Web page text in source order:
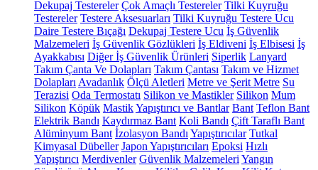
Dekupaj Testereler Çok Amaçlı Testereler Tilki Kuyruğu
Testereler Testere Aksesuarları Tilki Kuyruğu Testere Ucu
Daire Testere Bıçağı Dekupaj Testere Ucu İş Güvenlik
Malzemeleri İş Güvenlik Gözlükleri İş Eldiveni İş Elbisesi İş
Ayakkabısı Diğer İş Güvenlik Ürünleri Siperlik Lanyard
Takım Çanta Ve Dolapları Takım Çantası Takım ve Hizmet
Dolapları Avadanlık Ölçü Aletleri Metre ve Şerit Metre Su
Terazisi Oda Termostatı Silikon ve Mastikler Silikon Mum
Silikon Köpük MastikYapıştırıcı ve Bantlar Bant Teflon Bant
Elektrik Bandı Kaydırmaz Bant Koli Bandı Çift Taraflı Bant
Alüminyum Bant İzolasyon Bandı Yapıştırıcılar Tutkal
Kimyasal Dübeller Japon Yapıştırıcıları Epoksi Hızlı
Yapıştırıcı Merdivenler Güvenlik Malzemeleri Yangın